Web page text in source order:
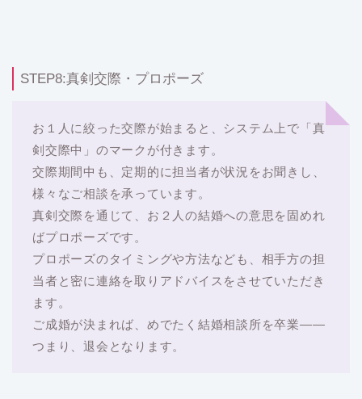
STEP8:真剣交際・プロポーズ
お１人に絞った交際が始まると、システム上で「真
剣交際中」のマークが付きます。
交際期間中も、定期的に担当者が状況をお聞きし、
様々なご相談を承っています。
真剣交際を通じて、お２人の結婚への意思を固めれ
ばプロポーズです。
プロポーズのタイミングや方法なども、相手方の担
当者と密に連絡を取りアドバイスをさせていただき
ます。
ご成婚が決まれば、めでたく結婚相談所を卒業――
つまり、退会となります。